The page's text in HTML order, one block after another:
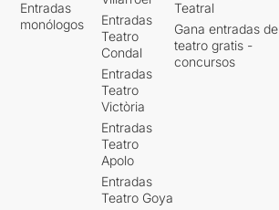
Entradas
monólogos
Entradas
Teatro
Condal
Entradas
Teatro
Victòria
Entradas
Teatro
Apolo
Entradas
Teatro Goya
Teatral
Gana entradas de
teatro gratis -
concursos